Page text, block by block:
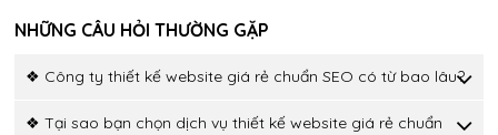
NHỮNG CÂU HỎI THƯỜNG GẶP
❖ Công ty thiết kế website giá rẻ chuẩn SEO có từ bao lâu?
❖ Tại sao bạn chọn dịch vụ thiết kế website giá rẻ chuẩn